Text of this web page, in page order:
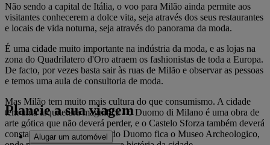
Não sendo a capital de Itália, o voo para Milão ainda permite aos
visitantes conhecerem a dolce vita, seja através dos seus restaurantes
e locais de vida noturna, seja através do panorama da moda.
É uma cidade muito importante na indústria da moda, e as lojas na
zona do Quadrilatero d'Oro atraem os fashionistas de toda a Europa.
De facto, por vezes basta sair às ruas de Milão e observar as pessoas
e temos uma aula de consultoria de moda.
Mas Milão tem muito mais cultura do que consumismo. A cidade
tem uma arquitetura magnífica - o Duomo di Milano é uma obra de
arte gótica que não deverá perder, e o Castelo Sforza também deverá
constar da sua lista. A oeste do Duomo fica o Museo Archeologico,
Planeie a sua viagem
Alugar um automóvel